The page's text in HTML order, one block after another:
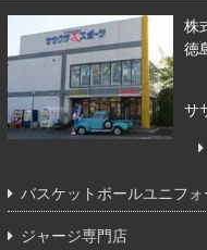
株
徳
サ
バスケットボールユニフ
ジャージ専門店